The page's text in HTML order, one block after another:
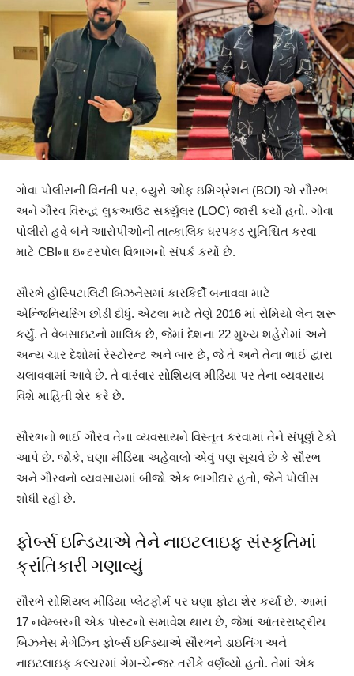
ગોવા પોલીસની વિનંતી પર, બ્યુરો ઓફ ઇમિગ્રેશન (BOI) એ સૌરભ
અને ગૌરવ વિરુદ્ધ લુકઆઉટ સર્ક્યુલર (LOC) જારી કર્યો હતો. ગોવા
પોલીસે હવે બંને આરોપીઓની તાત્કાલિક ધરપકડ સુનિશ્ચિત કરવા
માટે CBIના ઇન્ટરપોલ વિભાગનો સંપર્ક કર્યો છે.
સૌરભે હોસ્પિટાલિટી બિઝનેસમાં કારકિર્દી બનાવવા માટે
એન્જિનિયરિંગ છોડી દીધું. એટલા માટે તેણે 2016 માં રોમિયો લેન શરૂ
કર્યું. તે વેબસાઇટનો માલિક છે, જેમાં દેશના 22 મુખ્ય શહેરોમાં અને
અન્ય ચાર દેશોમાં રેસ્ટોરન્ટ અને બાર છે, જે તે અને તેના ભાઈ દ્વારા
ચલાવવામાં આવે છે. તે વારંવાર સોશિયલ મીડિયા પર તેના વ્યવસાય
વિશે માહિતી શેર કરે છે.
સૌરભનો ભાઈ ગૌરવ તેના વ્યવસાયને વિસ્તૃત કરવામાં તેને સંપૂર્ણ ટેકો
આપે છે. જોકે, ઘણા મીડિયા અહેવાલો એવું પણ સૂચવે છે કે સૌરભ
અને ગૌરવનો વ્યવસાયમાં બીજો એક ભાગીદાર હતો, જેને પોલીસ
શોધી રહી છે.
ફોર્બ્સ ઇન્ડિયાએ તેને નાઇટલાઇફ સંસ્કૃતિમાં
ક્રાંતિકારી ગણાવ્યું
સૌરભે સોશિયલ મીડિયા પ્લેટફોર્મ પર ઘણા ફોટા શેર કર્યા છે. આમાં
17 નવેમ્બરની એક પોસ્ટનો સમાવેશ થાય છે, જેમાં આંતરરાષ્ટ્રીય
બિઝનેસ મેગેઝિન ફોર્બ્સ ઇન્ડિયાએ સૌરભને ડાઇનિંગ અને
નાઇટલાઇફ કલ્ચરમાં ગેમ-ચેન્જર તરીકે વર્ણવ્યો હતો. તેમાં એક